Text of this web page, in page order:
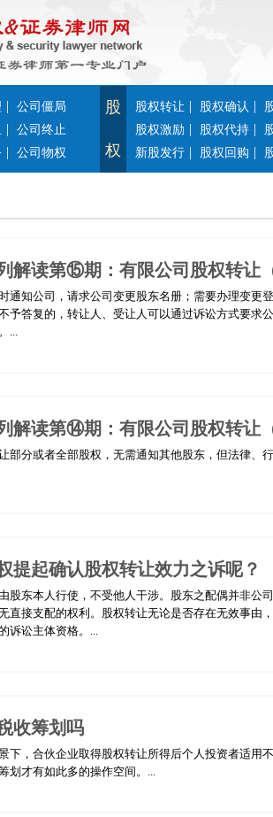
|
公司僵局
|
公司终止
| 公司物权
股
权
股权转让 | 股权确认 |
股权激励 | 股权代持 |
新股发行 | 股权回购 |
解读第⑮期：有限公司股权转让（
通知公司，请求公司变更股东名册；需要办理变更
予答复的，转让人、受让人可以通过诉讼方式要求
...
解读第⑭期：有限公司股权转让（
部分或者全部股权，无需通知其他股东，但法律、
提起确认股权转让效力之诉呢？
股东本人行使，不受他人干涉。股东之配偶并非公
直接支配的权利。股权转让无论是否存在无效事由
诉讼主体资格。...
收筹划吗
下，合伙企业取得股权转让所得后个人投资者适用
划才有如此多的操作空间。...